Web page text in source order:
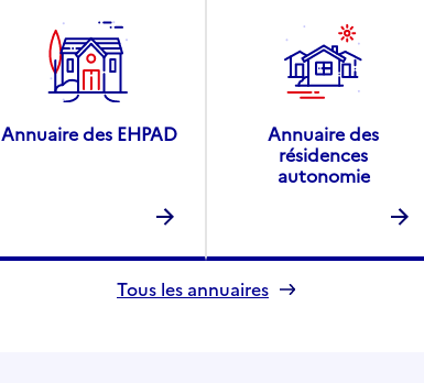
Annuaire des EHPAD
Annuaire des
résidences
autonomie
Tous les annuaires